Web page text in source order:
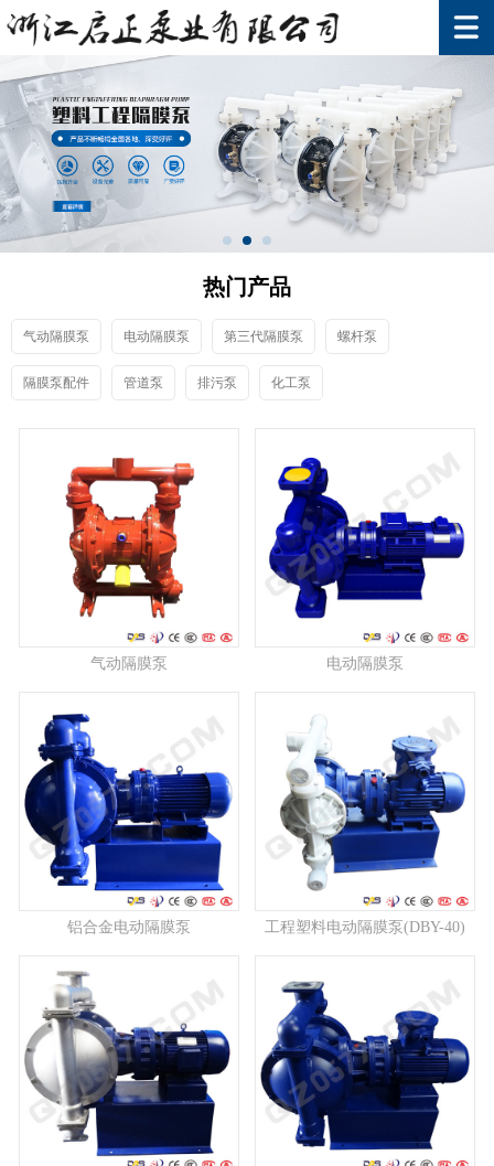
热门产品
气动隔膜泵 电动隔膜泵 第三代隔膜泵 螺杆泵
隔膜泵配件 管道泵 排污泵 化工泵
气动隔膜泵 电动隔膜泵
铝合金电动隔膜泵 工程塑料电动隔膜泵(DBY-40)